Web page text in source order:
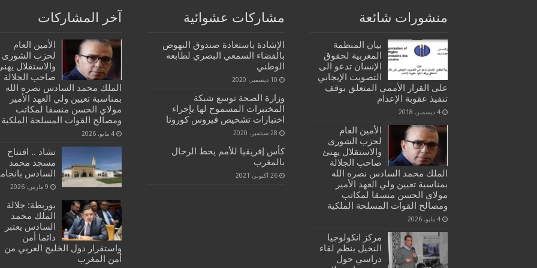
منشورات شائعة
بيان المنظمة
المغربية لحقوق
الإنسان تدعو الى
التصويت الإيجابي
على القرار الأممي المتعلق بوقف
تنفيذ عقوبة الإعدام
4 ديسمبر، 2018
الأمين العام
لحزب الشورى
والاستقلال يهنئ
صاحب الجلالة
الملك محمد السادس نصره الله
بمناسبة تعيين ولي العهد الأمير
مولاي الحسن منسقا لمكاتب
ومصالح القوات المسلحة الملكية
4 مايو، 2026
مركز انكولوجيا
النخيل ينظم لقاء
دراسي حول
مشاركات عشوائية
الإشادة باستعادة صندوق النهوض
بالفضاء السمعي البصري لطابعه
الوطني
10 ديسمبر، 2020
وزارة الصحة توسع شبكة
المختبرات المسموح لها بإجراء
اختبارات تشخيص فيروس كورونا
28 سبتمبر، 2020
كأس إفريقيا للأمم يحط الرحال
بالمغرب
26 أكتوبر، 2021
آخر المشاركات
الأمين العام
لحزب الشورى
والاستقلال
صاحب الجلالة
الملك محمد السادس نصره الله
بمناسبة تعيين ولي العهد الأمير
مولاي الحسن منسقا لمكاتب
ومصالح القوات المسلحة الملكية
4 مايو، 2026
تشاد .. افتتاح
مسجد محمد
السادس
9 مارس، 2026
بوريطة: جلالة
الملك محمد
السادس يعتبر
دائما أمن
واستقرار دول الخليج العربي من
أمن المغرب